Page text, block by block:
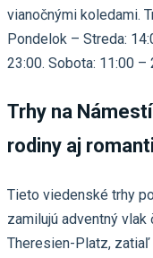
vianočnými koledami.
Pondelok – Streda:
23:00. Sobota: 11:00 –
Trhy na
rodiny aj
Tieto viedenské trhy
zamilujú adventný
Theresien-Platz, zatiaľ